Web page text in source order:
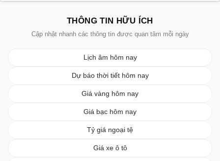
THÔNG TIN HỮU ÍCH
Cập nhật nhanh các thông tin được quan tâm mỗi ngày
Lịch âm hôm nay
Dự báo thời tiết hôm nay
Giá vàng hôm nay
Giá bạc hôm nay
Tỷ giá ngoại tệ
Giá xe ô tô